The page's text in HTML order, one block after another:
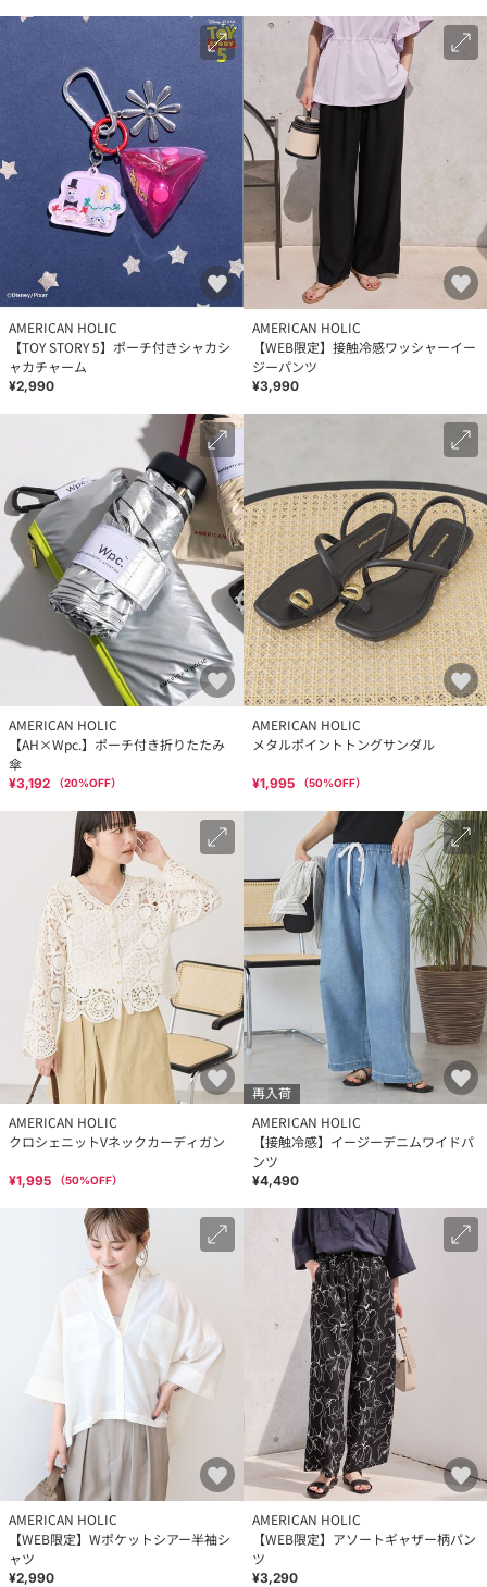
AMERICAN HOLIC
【TOY STORY 5】ポーチ付きシャカシ
ャカチャーム
¥2,990
AMERICAN HOLIC
【WEB限定】接触冷感ワッシャーイー
ジーパンツ
¥3,990
AMERICAN HOLIC
【AH×Wpc.】ポーチ付き折りたたみ
傘
¥3,192 （20%OFF）
AMERICAN HOLIC
メタルポイントトングサンダル
¥1,995 （50%OFF）
AMERICAN HOLIC
クロシェニットVネックカーディガン
¥1,995 （50%OFF）
再入荷
AMERICAN HOLIC
【接触冷感】イージーデニムワイドパ
ンツ
¥4,490
AMERICAN HOLIC
【WEB限定】Wポケットシアー半袖シ
ャツ
¥2,990
AMERICAN HOLIC
【WEB限定】アソートギャザー柄パン
ツ
¥3,290